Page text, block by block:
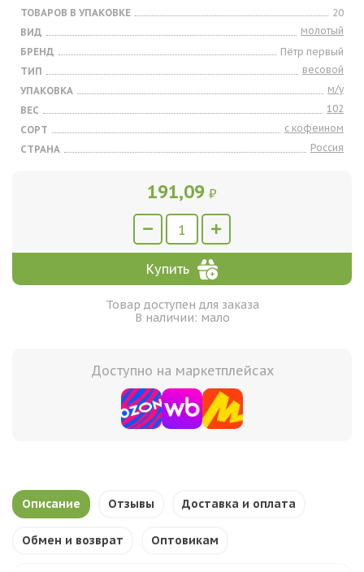
ТОВАРОВ В УПАКОВКЕ
20
ВИД
молотый
БРЕНД
Пётр первый
ТИП
весовой
УПАКОВКА
м/у
ВЕС
102
СОРТ
с кофеином
СТРАНА
Россия
191,09 ₽
Купить
Товар доступен для заказа
В наличии: мало
Доступно на маркетплейсах
Описание Отзывы Доставка и оплата
Обмен и возврат Оптовикам